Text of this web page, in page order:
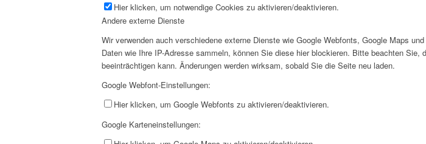
Hier klicken, um notwendige Cookies zu aktivieren/deaktivieren.
Andere externe Dienste
Wir verwenden auch verschiedene externe Dienste wie Google Webfonts, Google Maps
Daten wie Ihre IP-Adresse sammeln, können Sie diese hier blockieren. Bitte beachten
beeinträchtigen kann. Änderungen werden wirksam, sobald Sie die Seite neu laden.
Google Webfont-Einstellungen:
Hier klicken, um Google Webfonts zu aktivieren/deaktivieren.
Google Karteneinstellungen: